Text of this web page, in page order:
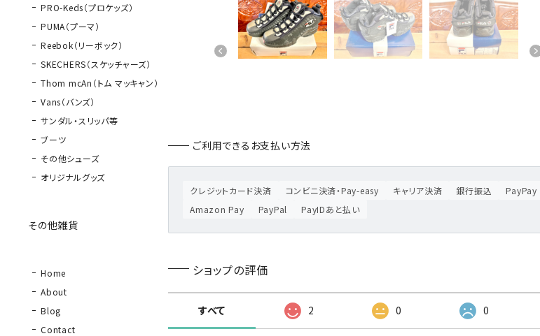
PRO-Keds（プロケッズ）
PUMA（プーマ）
Reebok（リーボック）
SKECHERS（スケッチャーズ）
Thom mcAn（トム マッキャン）
Vans（バンズ）
サンダル・スリッパ等
ブーツ
その他シューズ
オリジナルグッズ
その他雑貨
Home
About
Blog
Contact
ご利用できるお支払い方法
クレジットカード決済 コンビニ決済・Pay-easy キャリア決済 銀行振込
PayPay
Amazon Pay
PayPal PayIDあと払い
ショップの評価
すべて 2 0 0